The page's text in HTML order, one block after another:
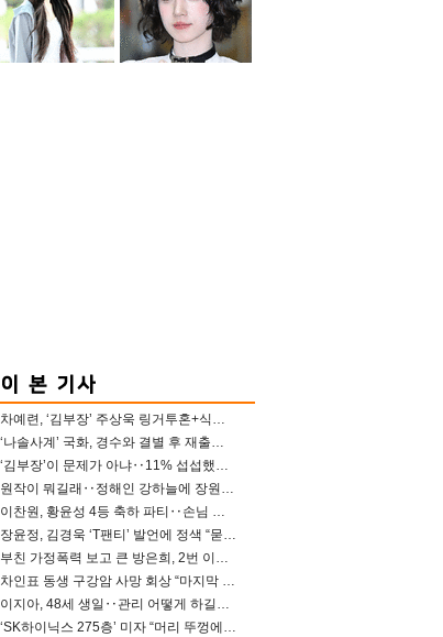
차예련, ‘김부장’ 주상욱 링거투혼+식스팩 비화 “옷 벗는데 아저씨는 안 된다고”(차장금)
‘나솔사계’ 국화, 경수와 결별 후 재출연…첫인상 3표 몰표
‘김부장’이 문제가 아냐‥11% 섭섭했던 ‘재벌X형사2’ 돈·빽 총동원해 컴백 [TV보고서]
원작이 뭐길래‥정해인 강하늘에 장원영까지 참여한 이 영화
이찬원, 황윤성 4등 축하 파티‥손님 모으려 블랙핑크 지수와 친한 척(편스토랑)[어제TV]
장윤정, 김경욱 ‘T팬티’ 발언에 정색 “묻지 않았는데, 그것도 성희롱”(장공장)
부친 가정폭력 보고 큰 방은희, 2번 이혼 후 잠수→母 고독사에 자책(특종세상)[어제TV]
차인표 동생 구강암 사망 회상 “마지막 순간 동생 손 잡아준 신애라, 두고두고 고마워” (신애라이프)
이지아, 48세 생일‥관리 어떻게 하길래 놀라운 동안 미모
‘SK하이닉스 275층’ 미자 “머리 뚜껑에서 사, 주식만 안 해도 돈 버는 것”